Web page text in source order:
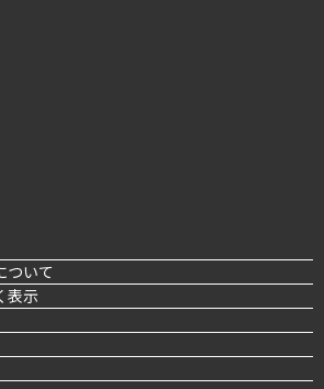
ついて
表示